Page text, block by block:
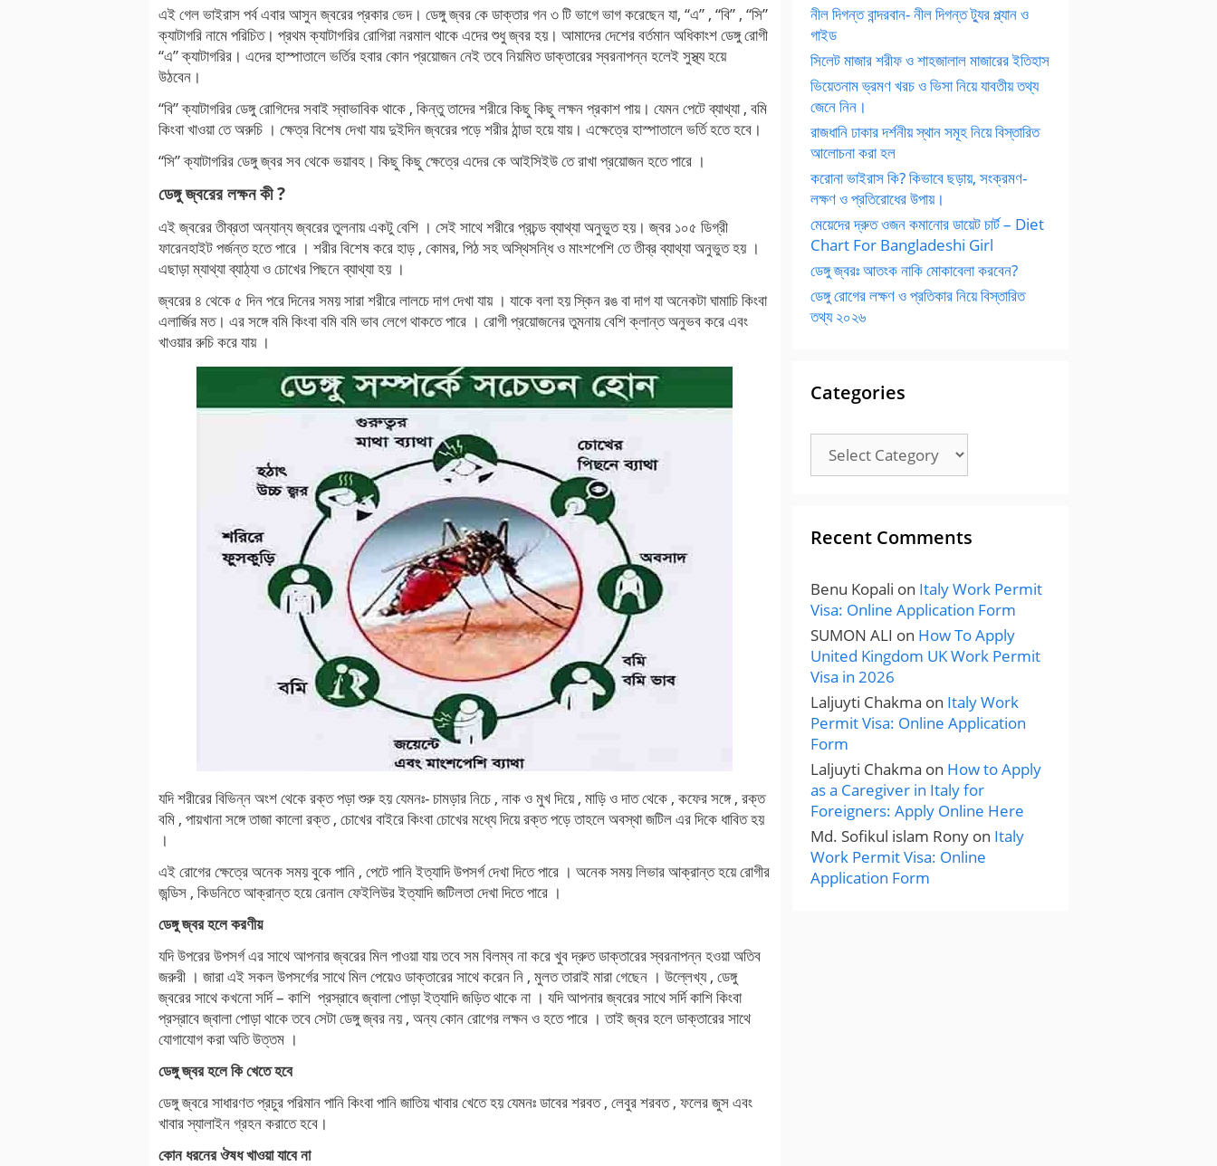
এই গেল ভাইরাস পর্ব এবার আসুন জ্বরের প্রকার ভেদ। ডেঙ্গু জ্বর কে ডাক্তার গন ৩ টি ভাগে ভাগ করেছেন যা, “এ” , “বি” , “সি”
ক্যাটাগরি নামে পরিচিত। প্রথম ক্যাটাগরির রোগিরা নরমাল থাকে এদের শুধু জ্বর হয়। আমাদের দেশের বর্তমান অধিকাংশ ডেঙ্গু রোগী
“এ” ক্যাটাগরির। এদের হাস্পাতালে ভর্তির হবার কোন প্রয়োজন নেই তবে নিয়মিত ডাক্তারের স্বরনাপন্ন হলেই সুস্থ্য হয়ে
উঠবেন।
“বি” ক্যাটাগরির ডেঙ্গু রোগিদের সবাই স্বাভাবিক থাকে , কিন্তু তাদের শরীরে কিছু কিছু লক্ষন প্রকাশ পায়। যেমন পেটে ব্যাথ্যা , বমি
কিংবা খাওয়া তে অরুচি । ক্ষেত্র বিশেষ দেখা যায় দুইদিন জ্বরের পড়ে শরীর ঠান্ডা হয়ে যায়। এক্ষেত্রে হাস্পাতালে ভর্তি হতে হবে।
“সি” ক্যাটাগরির ডেঙ্গু জ্বর সব থেকে ভয়াবহ। কিছু কিছু ক্ষেত্রে এদের কে আইসিইউ তে রাখা প্রয়োজন হতে পারে ।
ডেঙ্গু জ্বরের লক্ষন কী ?
এই জ্বরের তীব্রতা অন্যান্য জ্বরের তুলনায় একটু বেশি । সেই সাথে শরীরে প্রচন্ড ব্যাথ্যা অনুভুত হয়। জ্বর ১০৫ ডিগ্রী
ফারেনহাইট পর্জন্ত হতে পারে । শরীর বিশেষ করে হাড় , কোমর, পিঠ সহ অস্থিসন্ধি ও মাংশপেশি তে তীব্র ব্যাথ্যা অনুভুত হয় ।
এছাড়া ম্যাথ্যা ব্যাঠ্যা ও চোখের পিছনে ব্যাথ্যা হয় ।
জ্বরের ৪ থেকে ৫ দিন পরে দিনের সময় সারা শরীরে লালচে দাগ দেখা যায় । যাকে বলা হয় স্কিন রঙ বা দাগ যা অনেকটা ঘামাচি কিংবা
এলার্জির মত। এর সঙ্গে বমি কিংবা বমি বমি ভাব লেগে থাকতে পারে । রোগী প্রয়োজনের তুমনায় বেশি ক্লান্ত অনুভব করে এবং
খাওয়ার রুচি করে যায় ।
যদি শরীরের বিভিন্ন অংশ থেকে রক্ত পড়া শুরু হয় যেমনঃ- চামড়ার নিচে , নাক ও মুখ দিয়ে , মাড়ি ও দাত থেকে , কফের সঙ্গে , রক্ত
বমি , পায়খানা সঙ্গে তাজা কালো রক্ত , চোখের বাইরে কিংবা চোখের মধ্যে দিয়ে রক্ত পড়ে তাহলে অবস্থা জটিল এর দিকে ধাবিত হয়
।
এই রোগের ক্ষেত্রে অনেক সময় বুকে পানি , পেটে পানি ইত্যাদি উপসর্গ দেখা দিতে পারে । অনেক সময় লিভার আক্রান্ত হয়ে রোগীর
জন্ডিস , কিডনিতে আক্রান্ত হয়ে রেনাল ফেইলিউর ইত্যাদি জটিলতা দেখা দিতে পারে ।
ডেঙ্গু জ্বর হলে করণীয়
যদি উপরের উপসর্গ এর সাথে আপনার জ্বরের মিল পাওয়া যায় তবে সম বিলম্ব না করে খুব দ্রুত ডাক্তারের স্বরনাপন্ন হওয়া অতিব
জরুরী । জারা এই সকল উপসর্গের সাথে মিল পেয়েও ডাক্তারের সাথে করেন নি , মুলত তারাই মারা গেছেন । উল্লেখ্য , ডেঙ্গু
জ্বরের সাথে কখনো সর্দি – কাশি প্রস্রাবে জ্বালা পোড়া ইত্যাদি জড়িত থাকে না । যদি আপনার জ্বরের সাথে সর্দি কাশি কিংবা
প্রস্রাবে জ্বালা পোড়া থাকে তবে সেটা ডেঙ্গু জ্বর নয় , অন্য কোন রোগের লক্ষন ও হতে পারে । তাই জ্বর হলে ডাক্তারের সাথে
যোগাযোগ করা অতি উত্তম ।
ডেঙ্গু জ্বর হলে কি খেতে হবে
ডেঙ্গু জ্বরে সাধারণত প্রচুর পরিমান পানি কিংবা পানি জাতিয় খাবার খেতে হয় যেমনঃ ডাবের শরবত , লেবুর শরবত , ফলের জুস এবং
খাবার স্যালাইন গ্রহন করাতে হবে।
কোন ধরনের ঔষধ খাওয়া যাবে না
নীল দিগন্ত বান্দরবান- নীল দিগন্ত ট্যুর প্ল্যান ও
গাইড
সিলেট মাজার শরীফ ও শাহজালাল মাজারের ইতিহাস
ভিয়েতনাম ভ্রমণ খরচ ও ভিসা নিয়ে যাবতীয় তথ্য
জেনে নিন।
রাজধানি ঢাকার দর্শনীয় স্থান সমূহ নিয়ে বিস্তারিত
আলোচনা করা হল
করোনা ভাইরাস কি? কিভাবে ছড়ায়, সংক্রমণ-
লক্ষণ ও প্রতিরোধের উপায়।
মেয়েদের দ্রুত ওজন কমানোর ডায়েট চার্ট – Diet
Chart For Bangladeshi Girl
ডেঙ্গু জ্বরঃ আতংক নাকি মোকাবেলা করবেন?
ডেঙ্গু রোগের লক্ষণ ও প্রতিকার নিয়ে বিস্তারিত
তথ্য ২০২৬
Categories
Recent Comments
Benu Kopali on Italy Work Permit
Visa: Online Application Form
SUMON ALI on How To Apply
United Kingdom UK Work Permit
Visa in 2026
Laljuyti Chakma on Italy Work
Permit Visa: Online Application
Form
Laljuyti Chakma on How to Apply
as a Caregiver in Italy for
Foreigners: Apply Online Here
Md. Sofikul islam Rony on Italy
Work Permit Visa: Online
Application Form